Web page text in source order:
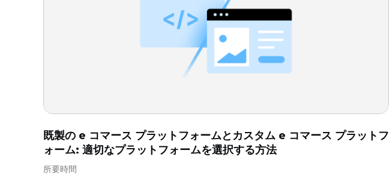
既製の e コマース プラットフォームとカスタム e コマース プラットフ
ォーム: 適切なプラットフォームを選択する方法
所要時間